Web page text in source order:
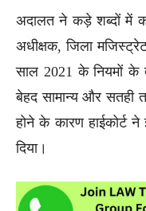
अदालत ने कड़े शब्दों में
अधीक्षक, जिला
साल 2021 के नियमों के
बेहद सामान्य और सतही
होने के कारण हाईकोर्ट ने
दिया।